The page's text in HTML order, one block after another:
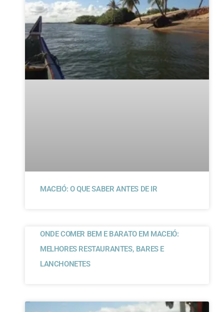
MACEIÓ: O QUE SABER ANTES DE IR
ONDE COMER BEM E BARATO EM MACEIÓ:
MELHORES RESTAURANTES, BARES E
LANCHONETES